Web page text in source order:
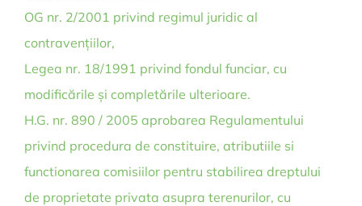
OG nr. 2/2001 privind regimul juridic al
contravențiilor,
Legea nr. 18/1991 privind fondul funciar, cu
modificările și completările ulterioare.
H.G. nr. 890 / 2005 aprobarea Regulamentului
privind procedura de constituire, atributiile si
functionarea comisiilor pentru stabilirea dreptului
de proprietate privata asupra terenurilor, cu